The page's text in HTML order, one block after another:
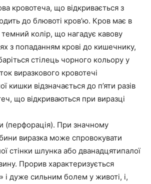
кровотеча, що відкривається з
до блювоті кров’ю. Кров має в
колір, що нагадує кавову
з попаданням крові до кишечнику,
стілець чорного кольору у
виразкового кровотечі
кишки відзначається до п’яти разів
що відкриваються при виразці
(перфорація). При значному
виразка може спровокувати
стінки шлунка або дванадцятипалої
Прорив характеризується
і дуже сильним болем у животі, і,